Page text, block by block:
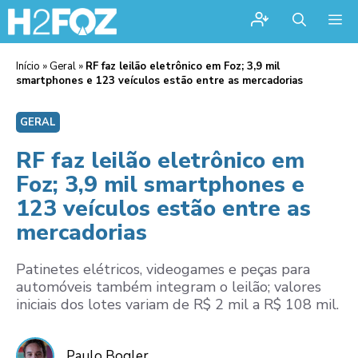
Início » Geral » RF faz leilão eletrônico em Foz; 3,9 mil
smartphones e 123 veículos estão entre as mercadorias
GERAL
RF faz leilão eletrônico em
Foz; 3,9 mil smartphones e
123 veículos estão entre as
mercadorias
Patinetes elétricos, videogames e peças para
automóveis também integram o leilão; valores
iniciais dos lotes variam de R$ 2 mil a R$ 108 mil.